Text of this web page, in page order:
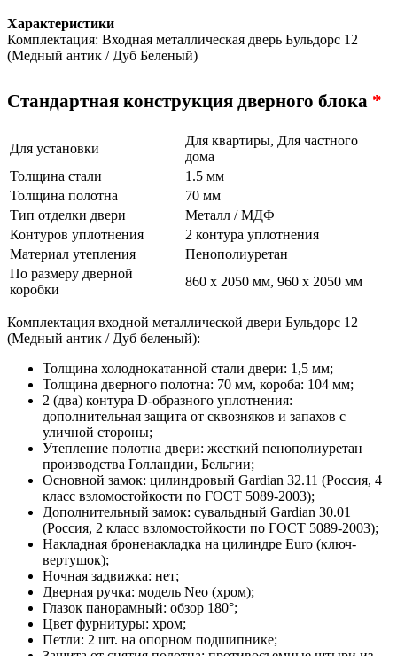
Характеристики
Комплектация: Входная металлическая дверь Бульдорс 12
(Медный антик / Дуб Беленый)
Стандартная конструкция дверного блока *
Для установки
Для квартиры, Для частного
дома
Толщина стали
1.5 мм
Толщина полотна
70 мм
Тип отделки двери
Металл / МДФ
Контуров уплотнения
2 контура уплотнения
Материал утепления
Пенополиуретан
По размеру дверной
коробки
860 х 2050 мм, 960 х 2050 мм
Комплектация входной металлической двери Бульдорс 12
(Медный антик / Дуб беленый):
Толщина холоднокатанной стали двери: 1,5 мм;
Толщина дверного полотна: 70 мм, короба: 104 мм;
2 (два) контура D-образного уплотнения:
дополнительная защита от сквозняков и запахов с
уличной стороны;
Утепление полотна двери: жесткий пенополиуретан
производства Голландии, Бельгии;
Основной замок: цилиндровый Gardian 32.11 (Россия, 4
класс взломостойкости по ГОСТ 5089-2003);
Дополнительный замок: сувальдный Gardian 30.01
(Россия, 2 класс взломостойкости по ГОСТ 5089-2003);
Накладная броненакладка на цилиндре Euro (ключ-
вертушок);
Ночная задвижка: нет;
Дверная ручка: модель Neo (хром);
Глазок панорамный: обзор 180°;
Цвет фурнитуры: хром;
Петли: 2 шт. на опорном подшипнике;